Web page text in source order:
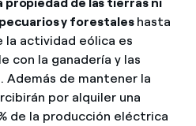
y forestaleshasta
la actividad eólica es
con la ganadería y las
Además de mantener la
por alquiler una
de la producción eléctrica